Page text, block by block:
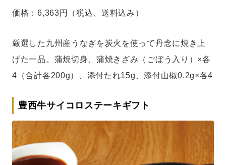
価格：6,363円（税込、送料込み）
厳選した九州産うなぎを炭火を使って丹念に焼き上
げた一品。蒲焼切身、蒲焼きざみ（ごぼう入り）×各
4（合計各200g）、添付たれ15g、添付山椒0.2g×各4
豊西牛サイコロステーキギフト